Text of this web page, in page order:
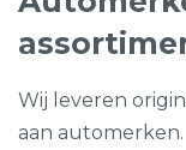
Wij leveren
aan automerken.